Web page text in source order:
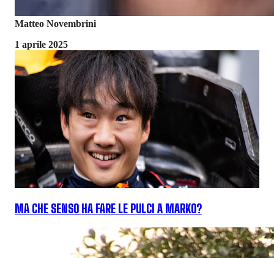
Matteo Novembrini
1 aprile 2025
MA CHE SENSO HA FARE LE PULCI A MARKO?